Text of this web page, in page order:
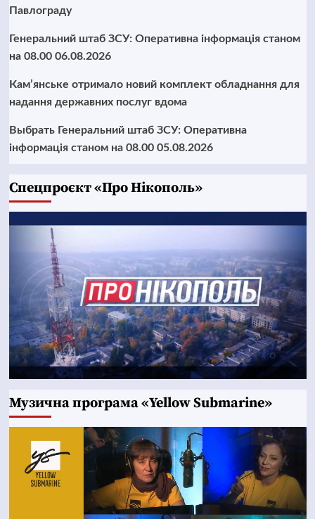
Павлограду
Генеральний штаб ЗСУ: Оперативна інформація станом
на 08.00 06.08.2026
Кам’янське отримало новий комплект обладнання для
надання державних послуг вдома
Выбрать Генеральний штаб ЗСУ: Оперативна
інформація станом на 08.00 05.08.2026
Cпецпроєкт «Про Нікополь»
Музична програма «Yellow Submarine»